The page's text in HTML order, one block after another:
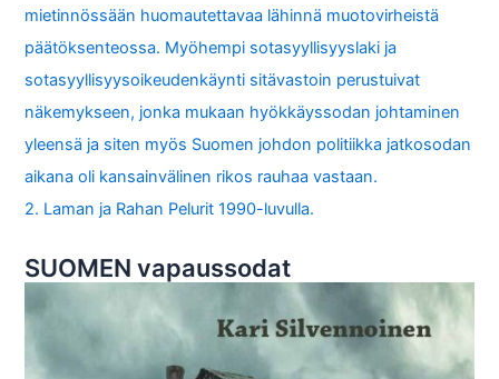
mietinnössään huomautettavaa lähinnä muotovirheistä
päätöksenteossa. Myöhempi sotasyyllisyyslaki ja
sotasyyllisyysoikeudenkäynti sitävastoin perustuivat
näkemykseen, jonka mukaan hyökkäyssodan johtaminen
yleensä ja siten myös Suomen johdon politiikka jatkosodan
aikana oli kansainvälinen rikos rauhaa vastaan.
2. Laman ja Rahan Pelurit 1990-luvulla.
SUOMEN vapaussodat